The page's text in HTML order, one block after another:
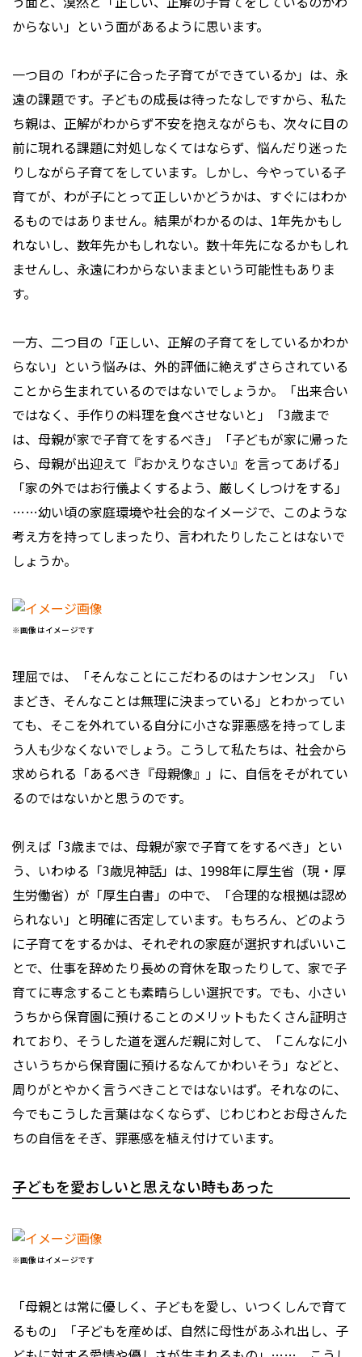
からない」という面があるように思います。
一つ目の「わが子に合った子育てができているか」は、永
遠の課題です。子どもの成長は待ったなしですから、私た
ち親は、正解がわからず不安を抱えながらも、次々に目の
前に現れる課題に対処しなくてはならず、悩んだり迷った
りしながら子育てをしています。しかし、今やっている子
育てが、わが子にとって正しいかどうかは、すぐにはわか
るものではありません。結果がわかるのは、1年先かもし
れないし、数年先かもしれない。数十年先になるかもしれ
ませんし、永遠にわからないままという可能性もありま
す。
一方、二つ目の「正しい、正解の子育てをしているかわか
らない」という悩みは、外的評価に絶えずさらされている
ことから生まれているのではないでしょうか。「出来合い
ではなく、手作りの料理を食べさせないと」「3歳まで
は、母親が家で子育てをするべき」「子どもが家に帰った
ら、母親が出迎えて『おかえりなさい』を言ってあげる」
「家の外ではお行儀よくするよう、厳しくしつけをする」
……幼い頃の家庭環境や社会的なイメージで、このような
考え方を持ってしまったり、言われたりしたことはないで
しょうか。
※画像はイメージです
理屈では、「そんなことにこだわるのはナンセンス」「い
まどき、そんなことは無理に決まっている」とわかってい
ても、そこを外れている自分に小さな罪悪感を持ってしま
う人も少なくないでしょう。こうして私たちは、社会から
求められる「あるべき『母親像』」に、自信をそがれてい
るのではないかと思うのです。
例えば「3歳までは、母親が家で子育てをするべき」とい
う、いわゆる「3歳児神話」は、1998年に厚生省（現・厚
生労働省）が「厚生白書」の中で、「合理的な根拠は認め
られない」と明確に否定しています。もちろん、どのよう
に子育てをするかは、それぞれの家庭が選択すればいいこ
とで、仕事を辞めたり長めの育休を取ったりして、家で子
育てに専念することも素晴らしい選択です。でも、小さい
うちから保育園に預けることのメリットもたくさん証明さ
れており、そうした道を選んだ親に対して、「こんなに小
さいうちから保育園に預けるなんてかわいそう」などと、
周りがとやかく言うべきことではないはず。それなのに、
今でもこうした言葉はなくならず、じわじわとお母さんた
ちの自信をそぎ、罪悪感を植え付けています。
子どもを愛おしいと思えない時もあった
※画像はイメージです
「母親とは常に優しく、子どもを愛し、いつくしんで育て
るもの」「子どもを産めば、自然に母性があふれ出し、子